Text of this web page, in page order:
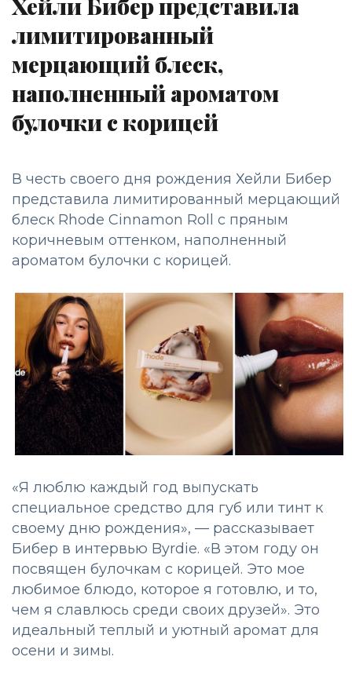
лимитированный
мерцающий блеск,
наполненный ароматом
булочки с корицей
В честь своего дня рождения Хейли Бибер
представила лимитированный мерцающий
блеск Rhode Cinnamon Roll с пряным
коричневым оттенком, наполненный
ароматом булочки с корицей.
«Я люблю каждый год выпускать
специальное средство для губ или тинт к
своему дню рождения», — рассказывает
Бибер в интервью Byrdie. «В этом году он
посвящен булочкам с корицей. Это мое
любимое блюдо, которое я готовлю, и то,
чем я славлюсь среди своих друзей». Это
идеальный теплый и уютный аромат для
осени и зимы.